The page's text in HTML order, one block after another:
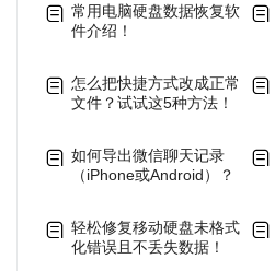
常用电脑硬盘数据恢复软
件介绍！
怎么把快捷方式改成正常
文件？试试这5种方法！
如何导出微信聊天记录
（iPhone或Android）？
轻松修复移动硬盘未格式
化错误且不丢失数据！